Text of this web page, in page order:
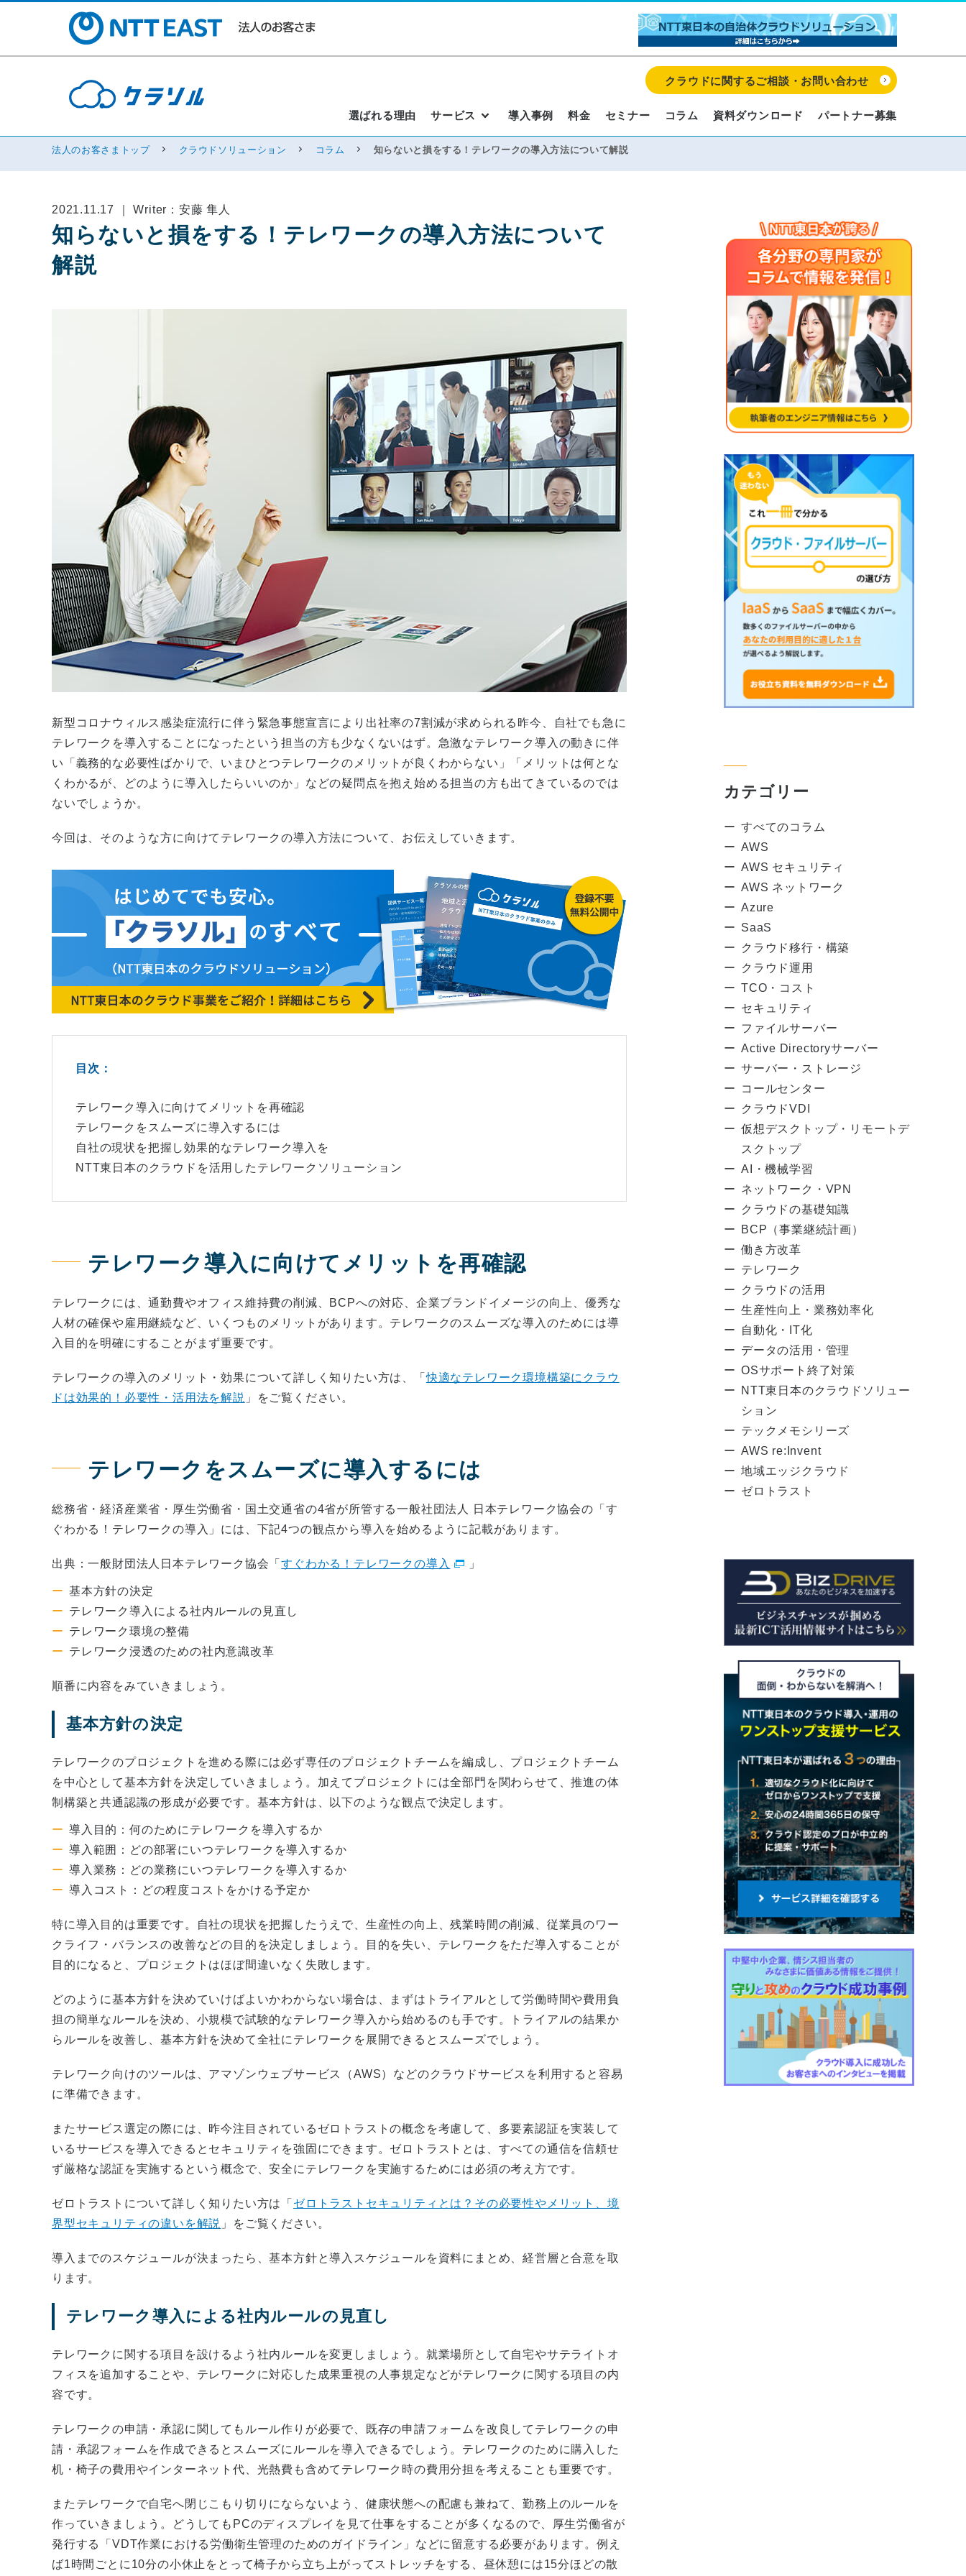
選ばれる理由 サービス 導入事例 料金 セミナー コラム 資料ダウンロード パートナー募集
クラウドに関するご相談・お問い合わせ
法人のお客さまトップ クラウドソリューション コラム 知らないと損をする！テレワークの導入方法について解説
2021.11.17 ｜ Writer：安藤 隼人
知らないと損をする！テレワークの導入方法について
解説
新型コロナウィルス感染症流行に伴う緊急事態宣言により出社率の7割減が求められる昨今、自社でも急に
テレワークを導入することになったという担当の方も少なくないはず。急激なテレワーク導入の動きに伴
い「義務的な必要性ばかりで、いまひとつテレワークのメリットが良くわからない」「メリットは何とな
くわかるが、どのように導入したらいいのか」などの疑問点を抱え始める担当の方も出てきているのでは
ないでしょうか。
今回は、そのような方に向けてテレワークの導入方法について、お伝えしていきます。
目次：
テレワーク導入に向けてメリットを再確認
テレワークをスムーズに導入するには
自社の現状を把握し効果的なテレワーク導入を
NTT東日本のクラウドを活用したテレワークソリューション
テレワーク導入に向けてメリットを再確認
テレワークには、通勤費やオフィス維持費の削減、BCPへの対応、企業ブランドイメージの向上、優秀な
人材の確保や雇用継続など、いくつものメリットがあります。テレワークのスムーズな導入のためには導
入目的を明確にすることがまず重要です。
テレワークの導入のメリット・効果について詳しく知りたい方は、「快適なテレワーク環境構築にクラウ
ドは効果的！必要性・活用法を解説 」をご覧ください。
テレワークをスムーズに導入するには
総務省・経済産業省・厚生労働省・国土交通省の4省が所管する一般社団法人 日本テレワーク協会の「す
ぐわかる！テレワークの導入」には、下記4つの観点から導入を始めるように記載があります。
出典：一般財団法人日本テレワーク協会「すぐわかる！テレワークの導入 」
基本方針の決定
テレワーク導入による社内ルールの見直し
テレワーク環境の整備
テレワーク浸透のための社内意識改革
順番に内容をみていきましょう。
基本方針の決定
テレワークのプロジェクトを進める際には必ず専任のプロジェクトチームを編成し、プロジェクトチーム
を中心として基本方針を決定していきましょう。加えてプロジェクトには全部門を関わらせて、推進の体
制構築と共通認識の形成が必要です。基本方針は、以下のような観点で決定します。
導入目的：何のためにテレワークを導入するか
導入範囲：どの部署にいつテレワークを導入するか
導入業務：どの業務にいつテレワークを導入するか
導入コスト：どの程度コストをかける予定か
特に導入目的は重要です。自社の現状を把握したうえで、生産性の向上、残業時間の削減、従業員のワー
クライフ・バランスの改善などの目的を決定しましょう。目的を失い、テレワークをただ導入することが
目的になると、プロジェクトはほぼ間違いなく失敗します。
どのように基本方針を決めていけばよいかわからない場合は、まずはトライアルとして労働時間や費用負
担の簡単なルールを決め、小規模で試験的なテレワーク導入から始めるのも手です。トライアルの結果か
らルールを改善し、基本方針を決めて全社にテレワークを展開できるとスムーズでしょう。
テレワーク向けのツールは、アマゾンウェブサービス（AWS）などのクラウドサービスを利用すると容易
に準備できます。
またサービス選定の際には、昨今注目されているゼロトラストの概念を考慮して、多要素認証を実装して
いるサービスを導入できるとセキュリティを強固にできます。ゼロトラストとは、すべての通信を信頼せ
ず厳格な認証を実施するという概念で、安全にテレワークを実施するためには必須の考え方です。
ゼロトラストについて詳しく知りたい方は「 ゼロトラストセキュリティとは？その必要性やメリット、境
界型セキュリティの違いを解説 」をご覧ください。
導入までのスケジュールが決まったら、基本方針と導入スケジュールを資料にまとめ、経営層と合意を取
ります。
テレワーク導入による社内ルールの見直し
テレワークに関する項目を設けるよう社内ルールを変更しましょう。就業場所として自宅やサテライトオ
フィスを追加することや、テレワークに対応した成果重視の人事規定などがテレワークに関する項目の内
容です。
テレワークの申請・承認に関してもルール作りが必要で、既存の申請フォームを改良してテレワークの申
請・承認フォームを作成できるとスムーズにルールを導入できるでしょう。テレワークのために購入した
机・椅子の費用やインターネット代、光熱費も含めてテレワーク時の費用分担を考えることも重要です。
またテレワークで自宅へ閉じこもり切りにならないよう、健康状態への配慮も兼ねて、勤務上のルールを
作っていきましょう。どうしてもPCのディスプレイを見て仕事をすることが多くなるので、厚生労働省が
発行する「VDT作業における労働衛生管理のためのガイドライン」などに留意する必要があります。例え
ば1時間ごとに10分の小休止をとって椅子から立ち上がってストレッチをする、昼休憩には15分ほどの散
カテゴリー
すべてのコラム
AWS
AWS セキュリティ
AWS ネットワーク
Azure
SaaS
クラウド移行・構築
クラウド運用
TCO・コスト
セキュリティ
ファイルサーバー
Active Directoryサーバー
サーバー・ストレージ
コールセンター
クラウドVDI
仮想デスクトップ・リモートデ
スクトップ
AI・機械学習
ネットワーク・VPN
クラウドの基礎知識
BCP（事業継続計画）
働き方改革
テレワーク
クラウドの活用
生産性向上・業務効率化
自動化・IT化
データの活用・管理
OSサポート終了対策
NTT東日本のクラウドソリュー
ション
テックメモシリーズ
AWS re:Invent
地域エッジクラウド
ゼロトラスト